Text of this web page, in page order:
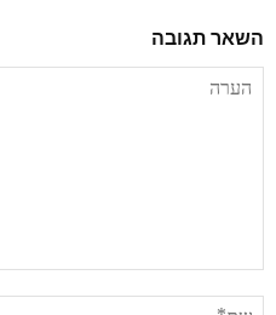
השאר תגובה